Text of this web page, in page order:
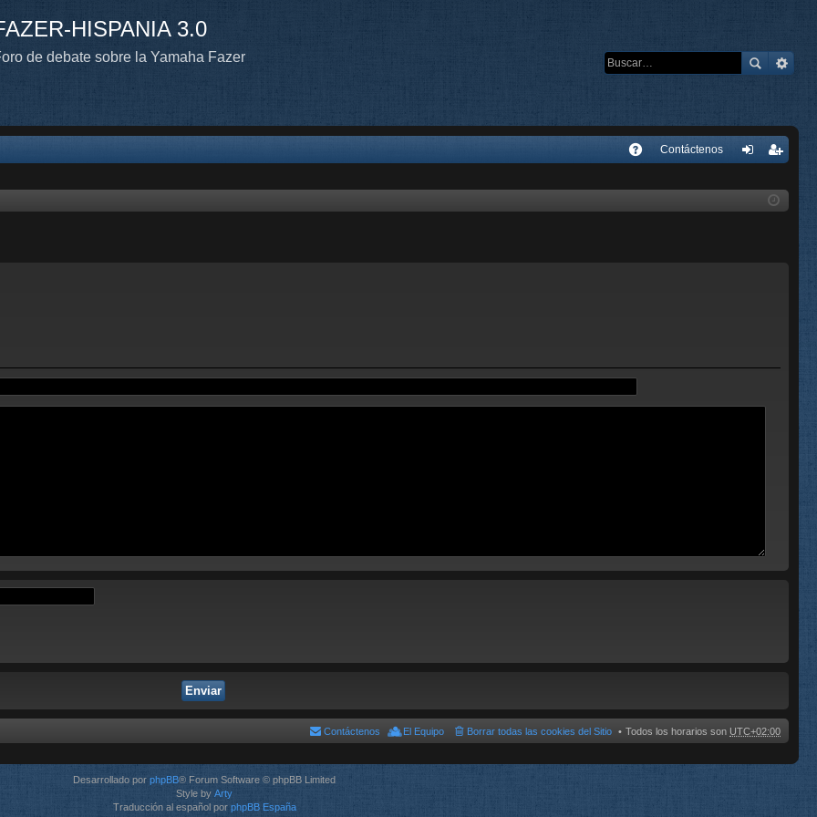
HISPANIA 3.0
de debate sobre la Yamaha Fazer
Contáctenos
ist
Todos los horarios son UTC+02:00
Borrar todas las cookies del Sitio
El Equipo
Contáctenos
Desarrollado por phpBB® Forum Software © phpBB Limited
Style by Arty
Traducción al español por phpBB España